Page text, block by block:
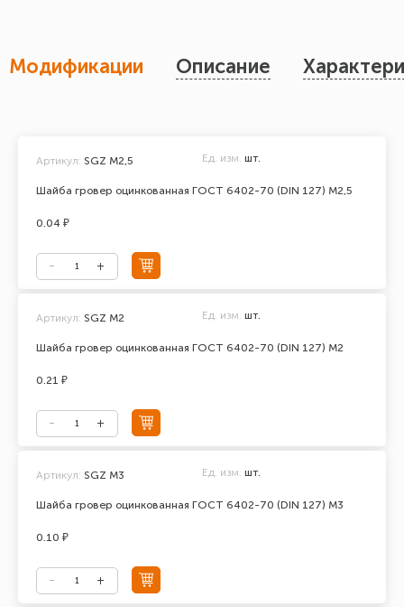
Модификации Описание
Шайба гровер оцинкованная ГОСТ 6402-70 (DIN 127) М2,5
Артикул: SGZ M2,5 Ед. изм. шт.
0.04 ₽
Шайба гровер оцинкованная ГОСТ 6402-70 (DIN 127) М2
Артикул: SGZ M2 Ед. изм. шт.
0.21 ₽
Шайба гровер оцинкованная ГОСТ 6402-70 (DIN 127) М3
Артикул: SGZ M3 Ед. изм. шт.
0.10 ₽